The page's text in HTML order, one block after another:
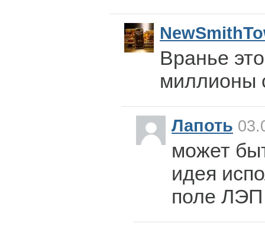
Вранье
миллионы
Лапоть
может
идея
поле ЛЭП